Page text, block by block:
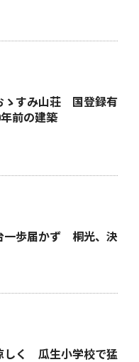
ゝすみ山荘 国登録有
前の建築
歩届かず 桐光、決
しく 瓜生小学校で猛